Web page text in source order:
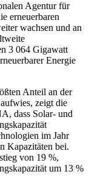
Agentur für
erneuerbaren
wachsen und an
3 064 Gigawatt
Energie
Anteil an der
zeigt die
dass Solar- und
im Jahr
Kapazitäten bei.
von 19 %,
um 13 %